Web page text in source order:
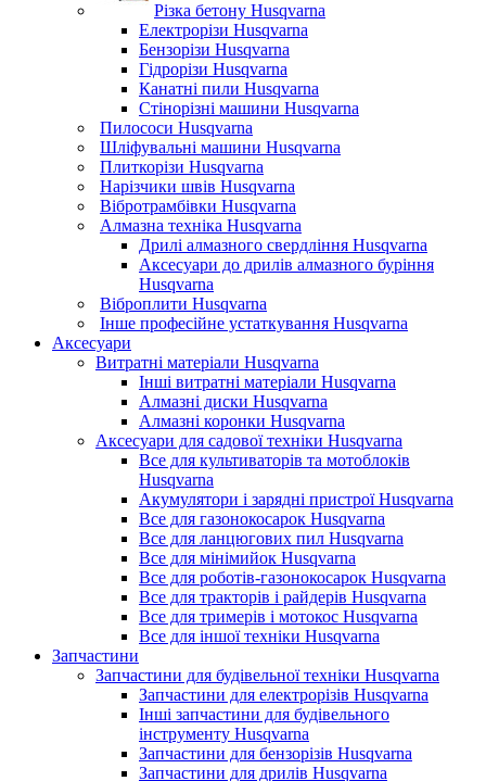
Різка бетону Husqvarna
Електрорізи Husqvarna
Бензорізи Husqvarna
Гідрорізи Husqvarna
Канатні пили Husqvarna
Стінорізні машини Husqvarna
Пилососи Husqvarna
Шліфувальні машини Husqvarna
Плиткорізи Husqvarna
Нарізчики швів Husqvarna
Вібротрамбівки Husqvarna
Алмазна техніка Husqvarna
Дрилі алмазного свердління Husqvarna
Аксесуари до дрилів алмазного буріння
Husqvarna
Віброплити Husqvarna
Інше професійне устаткування Husqvarna
Аксесуари
Витратні матеріали Husqvarna
Інші витратні матеріали Husqvarna
Алмазні диски Husqvarna
Алмазні коронки Husqvarna
Аксесуари для садової техніки Husqvarna
Все для культиваторів та мотоблоків
Husqvarna
Акумулятори і зарядні пристрої Husqvarna
Все для газонокосарок Husqvarna
Все для ланцюгових пил Husqvarna
Все для мінімийок Husqvarna
Все для роботів-газонокосарок Husqvarna
Все для тракторів і райдерів Husqvarna
Все для тримерів і мотокос Husqvarna
Все для іншої техніки Husqvarna
Запчастини
Запчастини для будівельної техніки Husqvarna
Запчастини для електрорізів Husqvarna
Інші запчастини для будівельного
інструменту Husqvarna
Запчастини для бензорізів Husqvarna
Запчастини для дрилів Husqvarna